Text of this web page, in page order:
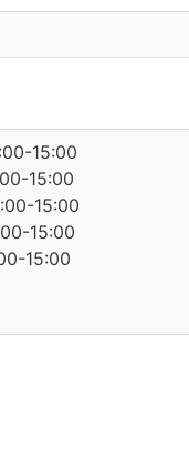
15:00
15:00
15:00
15:00
15:00